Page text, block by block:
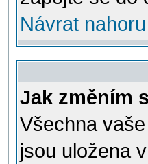
Návrat nahoru
Jak změním
Všechna
jsou uložena